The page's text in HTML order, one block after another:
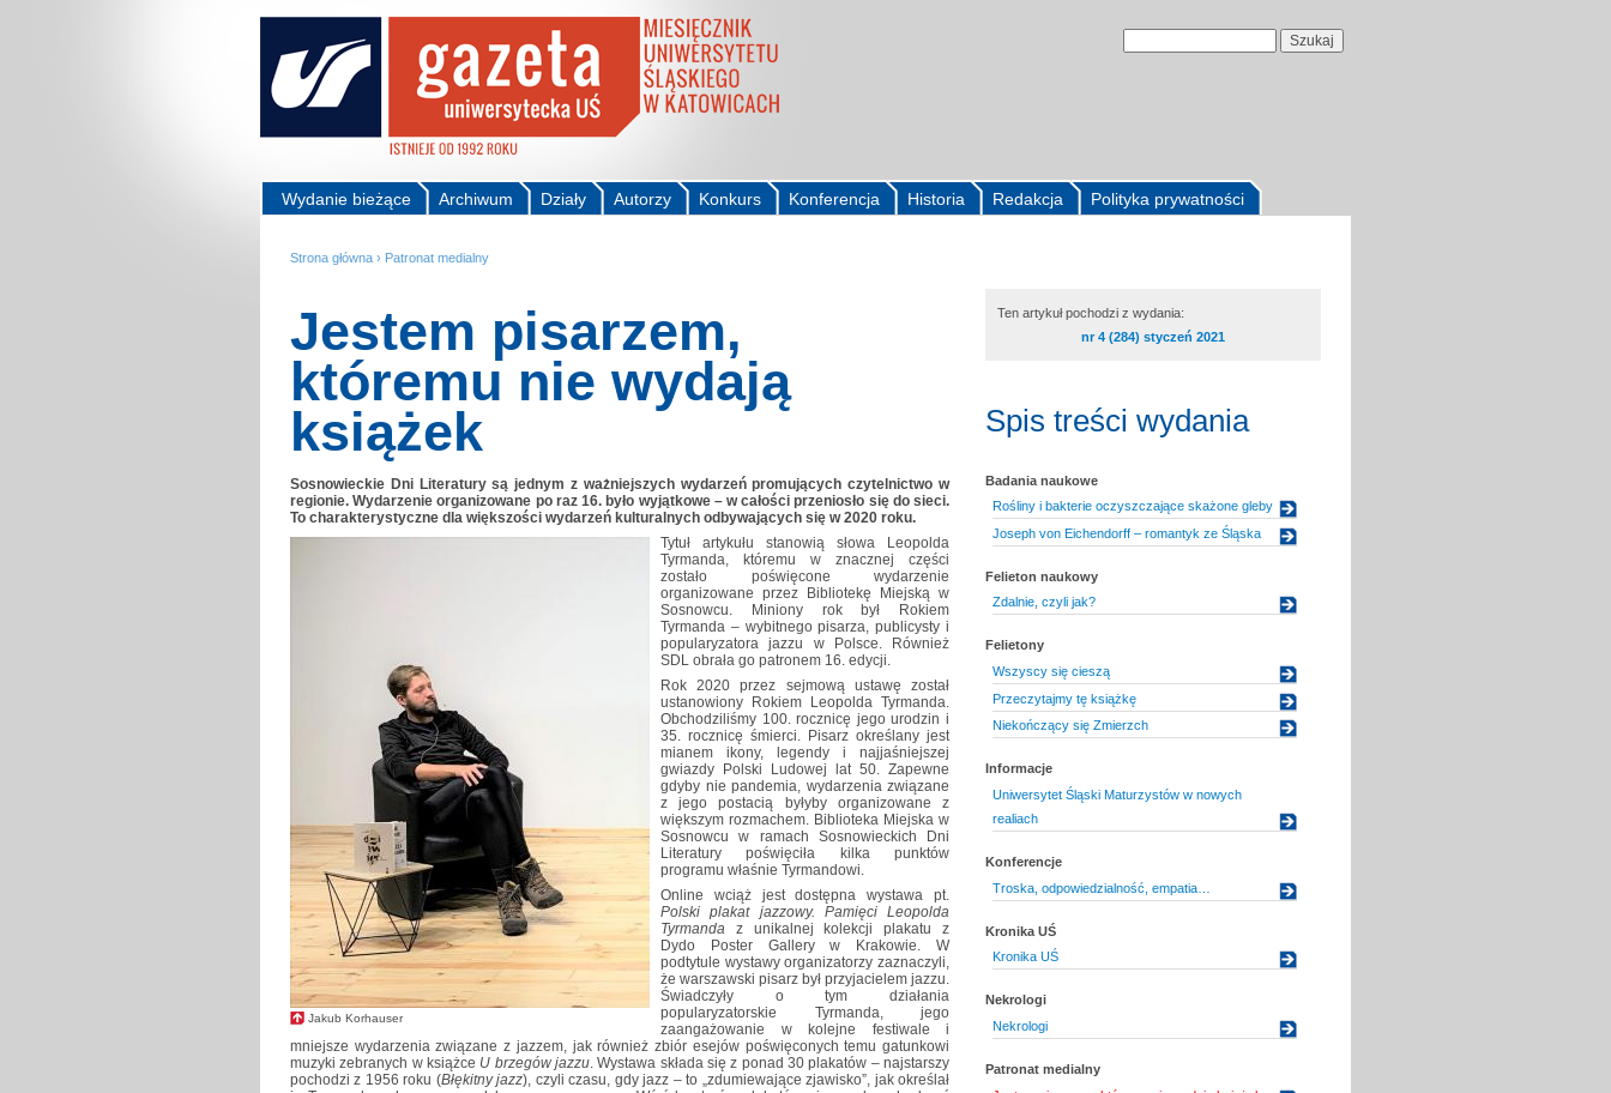
Polityka prywatności
Redakcja
Historia
Konferencja
Konkurs
Autorzy
Działy
Archiwum
Wydanie bieżące
Strona główna › Patronat medialny
Jestem pisarzem,
któremu nie wydają
książek
Sosnowieckie Dni Literatury są jednym z ważniejszych wydarzeń promujących czytelnictwo w
regionie. Wydarzenie organizowane po raz 16. było wyjątkowe – w całości przeniosło się do sieci.
To charakterystyczne dla większości wydarzeń kulturalnych odbywających się w 2020 roku.
Jakub Korhauser
Tytuł artykułu stanowią słowa Leopolda
Tyrmanda, któremu w znacznej części
zostało poświęcone wydarzenie
organizowane przez Bibliotekę Miejską w
Sosnowcu. Miniony rok był Rokiem
Tyrmanda – wybitnego pisarza, publicysty i
popularyzatora jazzu w Polsce. Również
SDL obrała go patronem 16. edycji.
Rok 2020 przez sejmową ustawę został
ustanowiony Rokiem Leopolda Tyrmanda.
Obchodziliśmy 100. rocznicę jego urodzin i
35. rocznicę śmierci. Pisarz określany jest
mianem ikony, legendy i najjaśniejszej
gwiazdy Polski Ludowej lat 50. Zapewne
gdyby nie pandemia, wydarzenia związane
z jego postacią byłyby organizowane z
większym rozmachem. Biblioteka Miejska w
Sosnowcu w ramach Sosnowieckich Dni
Literatury poświęciła kilka punktów
programu właśnie Tyrmandowi.
Online wciąż jest dostępna wystawa pt.
Polski plakat jazzowy. Pamięci Leopolda
Tyrmanda z unikalnej kolekcji plakatu z
Dydo Poster Gallery w Krakowie. W
podtytule wystawy organizatorzy zaznaczyli,
że warszawski pisarz był przyjacielem jazzu.
Świadczyły o tym działania
popularyzatorskie Tyrmanda, jego
zaangażowanie w kolejne festiwale i
mniejsze wydarzenia związane z jazzem, jak również zbiór esejów poświęconych temu gatunkowi
muzyki zebranych w książce U brzegów jazzu. Wystawa składa się z ponad 30 plakatów – najstarszy
pochodzi z 1956 roku (Błękitny jazz), czyli czasu, gdy jazz – to „zdumiewające zjawisko”, jak określał
Ten artykuł pochodzi z wydania:
nr 4 (284) styczeń 2021
Spis treści wydania
Badania naukowe
Rośliny i bakterie oczyszczające skażone gleby
Joseph von Eichendorff – romantyk ze Śląska
Felieton naukowy
Zdalnie, czyli jak?
Felietony
Wszyscy się cieszą
Przeczytajmy tę książkę
Niekończący się Zmierzch
Informacje
Uniwersytet Śląski Maturzystów w nowych
realiach
Konferencje
Troska, odpowiedzialność, empatia…
Kronika UŚ
Kronika UŚ
Nekrologi
Nekrologi
Patronat medialny